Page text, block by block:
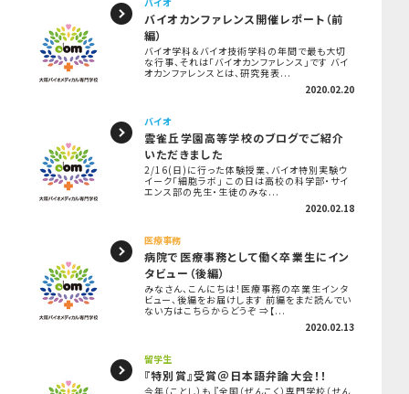
バイオカンファレンス開催レポート（前
編）
バイオ学科＆バイオ技術学科の年間で最も大切
な行事、それは「バイオカンファレンス」です バイ
オカンファレンスとは、研究発表...
2020.02.20
バイオ
雲雀丘学園高等学校のブログでご紹介
いただきました
2/16(日)に行った体験授業、バイオ特別実験ウ
イーク「細胞ラボ」 この日は高校の科学部・サイ
エンス部の先生・生徒のみな...
2020.02.18
医療事務
病院で医療事務として働く卒業生にイン
タビュー（後編）
みなさん、こんにちは！医療事務の卒業生インタ
ビュー、後編をお届けします 前編をまだ読んでい
ない方はこちらからどうぞ ⇒【...
2020.02.13
留学生
『特別賞』受賞＠日本語弁論大会！！
今年（ことし）も 『全国（ぜんこく）専門学校（せん